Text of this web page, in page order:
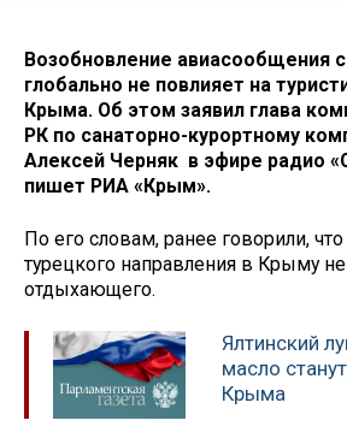
Возобновление авиасообщения
глобально не повлияет на
Крыма. Об этом заявил глава
РК по санаторно-курортному
Алексей Черняк в эфире радио
пишет РИА «Крым».
По его словам, ранее говорили,
турецкого направления в Крыму
отдыхающего.
Ялтинский
масло
Крыма